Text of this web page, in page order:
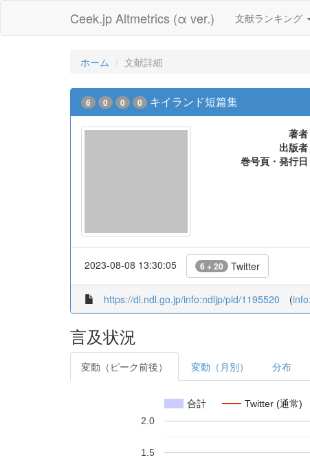
Ceek.jp Altmetrics (α ver.) 文献ランキング
ホーム 文献詳細
6 0 0 0 キイランド短篇集
著者
出版者
巻号頁・発行日
2023-08-08 13:30:05 6 + 20 Twitter
https://dl.ndl.go.jp/info:ndljp/pid/1195520 (
言及状況
変動（ピーク前後） 変動（月別） 分布
合計 Twitter (通常)
1.5
2.0